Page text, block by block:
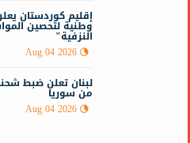
إقليم كوردستان
وطنية لتحصين
النزفية"
Aug 04 2026
لبنان تعلن ضبط
من سوريا
Aug 04 2026